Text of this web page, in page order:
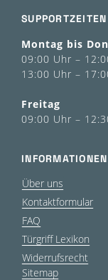
SUPPORTZEITEN
Montag bis
09:00 Uhr –
13:00 Uhr –
Freitag
09:00 Uhr –
INFORMATIONEN
Über uns
Kontaktformular
FAQ
Türgriff Lexikon
Widerrufsrecht
Sitemap